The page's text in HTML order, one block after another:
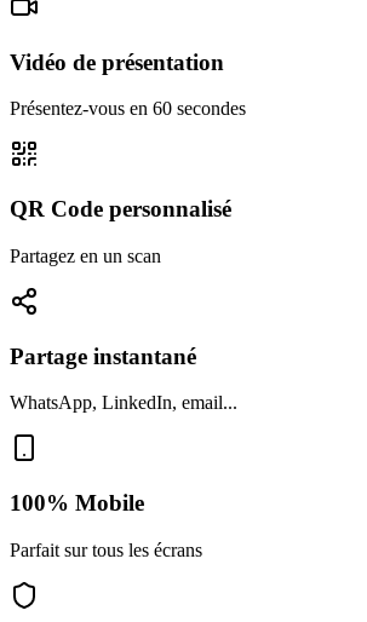
Vidéo de présentation
Présentez-vous en 60 secondes
QR Code personnalisé
Partagez en un scan
Partage instantané
WhatsApp, LinkedIn, email...
100% Mobile
Parfait sur tous les écrans